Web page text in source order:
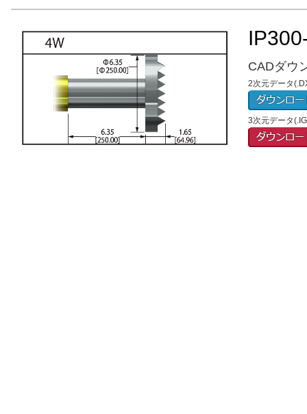
CADダウ
2次元データ
3次元デー